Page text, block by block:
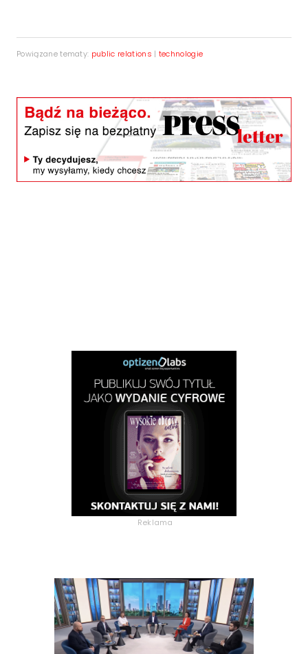
Powiązane tematy: public relations | technologie
Reklama